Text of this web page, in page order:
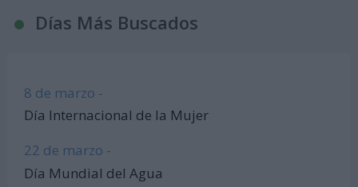
Días Más Buscados
8 de marzo -
Día Internacional de la Mujer
22 de marzo -
Día Mundial del Agua